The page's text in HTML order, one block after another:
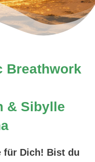
Breathwork
& Sibylle
für Dich! Bist du